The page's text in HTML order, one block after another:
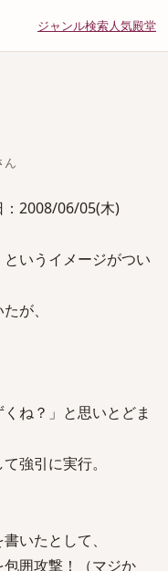
ジャンル検索人気殿堂
ん
：2008/06/05(木)
いうイメージがつい
が、
ね？」と思いとどま
強引に実行。
いたとして、
囲攻撃！（マジか